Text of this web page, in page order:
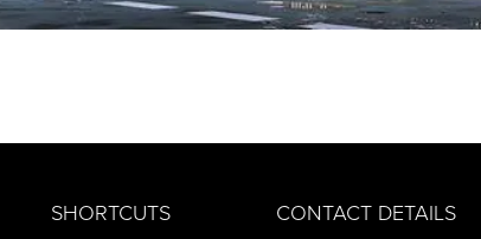
SHORTCUTS CONTACT DETAILS